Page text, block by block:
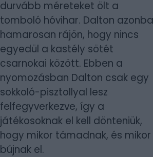
durvább méreteket ölt a
tomboló hóvihar. Dalton
hamarosan rájön, hogy nincs
egyedül a kastély sötét
csarnokai között. Ebben a
nyomozásban Dalton csak egy
sokkoló-pisztollyal lesz
felfegyverkezve, így a
játékosoknak el kell dönteniük,
hogy mikor támadnak, és mikor
bújnak el.